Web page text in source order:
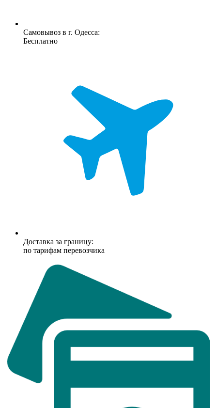
Самовывоз в г. Одесса:
Бесплатно
Доставка за границу:
по тарифам перевозчика